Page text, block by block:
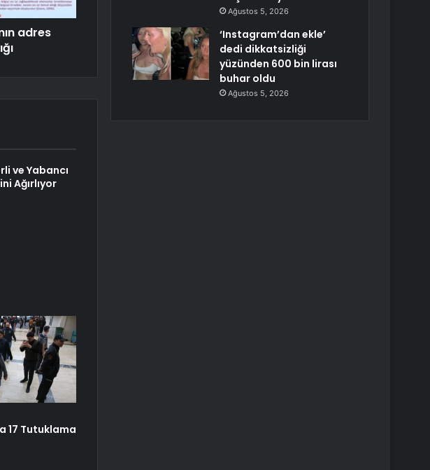
adres
ve Yabancı
Ağırlıyor
17 Tutuklama
Ağustos 5, 2026
‘Instagram’dan ekle’
dedi dikkatsizliği
yüzünden 600 bin lirası
buhar oldu
Ağustos 5, 2026